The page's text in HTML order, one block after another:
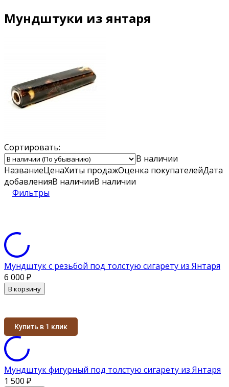
Мундштуки из янтаря
Сортировать:
В наличии
НазваниеЦенаХиты продажОценка покупателейДата
добавленияВ наличииВ наличии
Фильтры
Мундштук с резьбой под толстую сигарету из Янтаря
6 000 ₽
В корзину
Купить в 1 клик
Мундштук фигурный под толстую сигарету из Янтаря
1 500 ₽